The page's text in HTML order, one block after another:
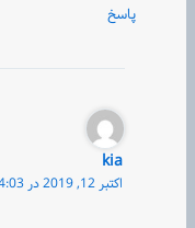
پاسخ
kia
اکتبر 12, 2019 در 4:03 ق.ظ